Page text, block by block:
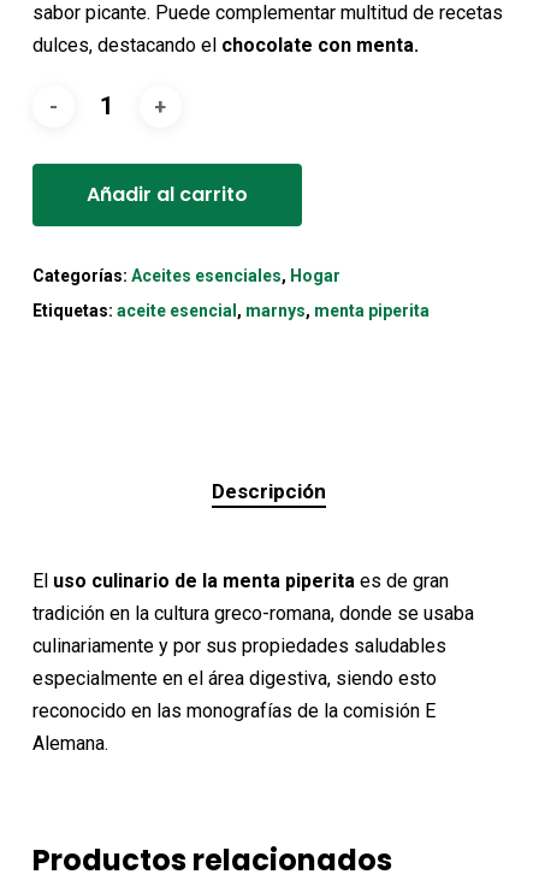
sabor picante. Puede complementar multitud de recetas
dulces, destacando el chocolate con menta.
Añadir al carrito
Categorías: Aceites esenciales, Hogar
Etiquetas: aceite esencial , marnys, menta piperita
Descripción
El uso culinario de la menta piperitaes de gran
tradición en la cultura greco-romana, donde se usaba
culinariamente y por sus propiedades saludables
especialmente en el área digestiva, siendo esto
reconocido en las monografías de la comisión E
Alemana.
Productos relacionados